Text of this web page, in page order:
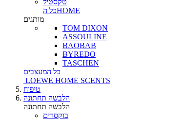
כל הHOME
מותגים
TOM DIXON
ASSOULINE
BAOBAB
BYREDO
TASCHEN
כל המעצבים
LOEWE HOME SCENTS
טיפוח
הלבשה תחתונה
הלבשה תחתונה
בוקסרים